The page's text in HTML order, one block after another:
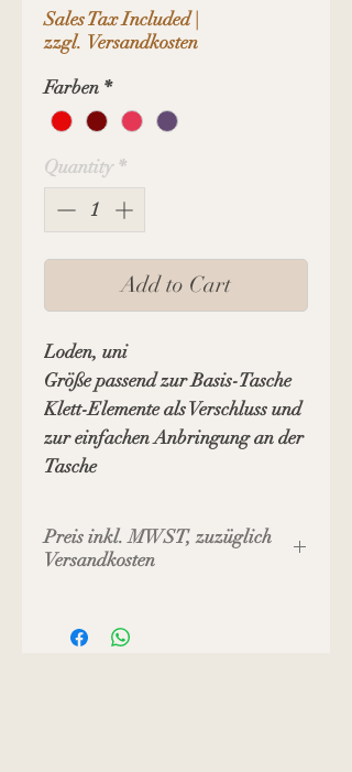
Sales Tax Included|
zzgl. Versandkosten
Farben *
Quantity *
Add to Cart
Loden, uni
Größe passend zur Basis-Tasche
Klett-Elemente als Verschluss und
zur einfachen Anbringung an der
Tasche
Preis inkl. MWST, zuzüglich
Versandkosten